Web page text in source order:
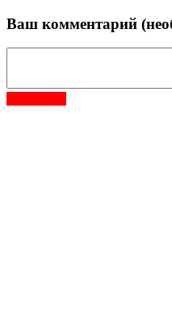
Ваш комментарий